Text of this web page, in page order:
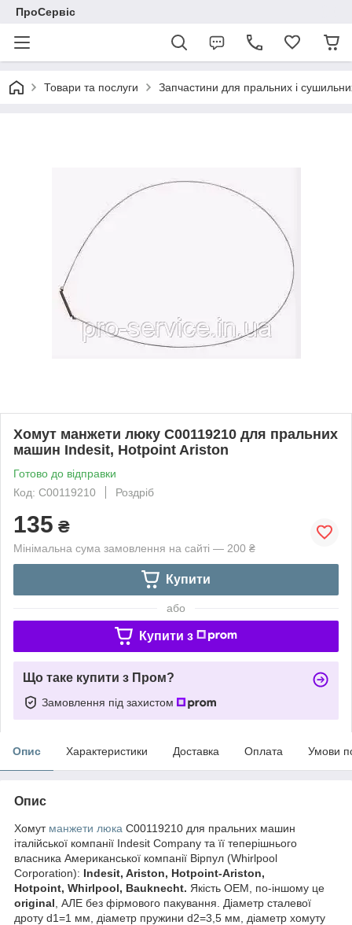
ПроСервіс
Товари та послуги Запчастини для пральних і
Хомут манжети люку C00119210 для пральних
машин Indesit, Hotpoint Ariston
Готово до відправки
Код: C00119210
Роздріб
135 ₴
Мінімальна сума замовлення на сайті — 200 ₴
Купити
або
Купити з
Що таке купити з Пром?
Замовлення під захистом
Опис Характеристики Доставка Оплата Умови
Опис
Хомут манжети люка C00119210 для пральних машин
італійської компанії Indesit Company та її теперішнього
власника Американської компанії Вірпул (Whirlpool
Corporation): Indesit, Ariston, Hotpoint-Ariston,
Hotpoint, Whirlpool, Bauknecht. Якість OEM, по-іншому це
original , АЛЕ без фірмового пакування. Діаметр сталевої
дроту d1=1 мм, діаметр пружини d2=3,5 мм, діаметр хомуту